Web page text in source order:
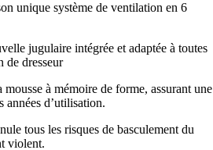
unique système de ventilation en 6
jugulaire intégrée et adaptée à toutes
de dresseur
à mémoire de forme, assurant une
années d’utilisation.
tous les risques de basculement du
violent.